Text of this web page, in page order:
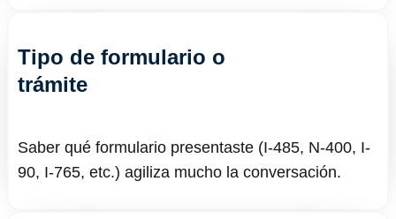
Tipo de formulario o
trámite
Saber qué formulario presentaste (I-485, N-400, I-
90, I-765, etc.) agiliza mucho la conversación.